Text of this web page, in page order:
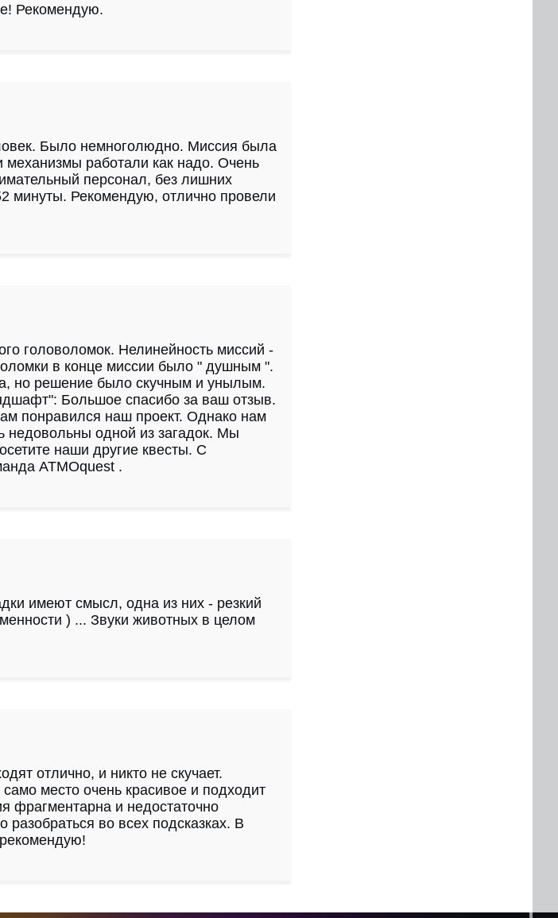
Рекомендую.
Было немноголюдно. Миссия была
механизмы работали как надо. Очень
персонал, без лишних
минуты. Рекомендую, отлично провели
головоломок. Нелинейность миссий -
в конце миссии было " душным ".
но решение было скучным и унылым.
Большое спасибо за ваш отзыв.
понравился наш проект. Однако нам
недовольны одной из загадок. Мы
наши другие квесты. С
ATMOquest .
имеют смысл, одна из них - резкий
) ... Звуки животных в целом
отлично, и никто не скучает.
место очень красивое и подходит
фрагментарна и недостаточно
разобраться во всех подсказках. В